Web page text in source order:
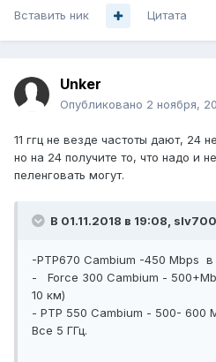
Вставить ник Цитата
Unker
Опубликовано 2 ноября,
11 ггц не везде частоты дают, 24
но на 24 получите то, что надо и
пеленговать могут.
В 01.11.2018 в 19:08, slv700
-PTP670 Cambium -450 Mbps
- Force 300 Cambium -
10 км)
- PTP 550 Cambium - 500- 600
Все 5 ГГц.